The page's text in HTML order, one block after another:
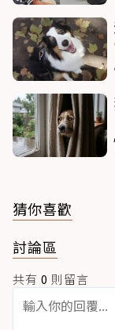
猜你喜歡
討論區
共有 0 則留言